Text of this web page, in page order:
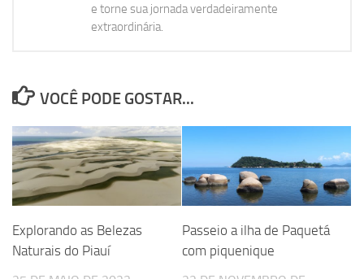
e torne sua jornada verdadeiramente
extraordinária.
VOCÊ PODE GOSTAR...
Explorando as Belezas
Naturais do Piauí
Passeio a ilha de Paquetá
com piquenique